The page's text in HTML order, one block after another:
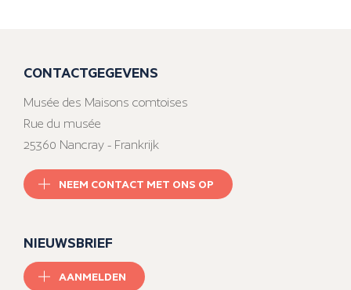
CONTACTGEGEVENS
Musée des Maisons comtoises
Rue du musée
25360 Nancray - Frankrijk
NEEM CONTACT MET ONS OP
NIEUWSBRIEF
AANMELDEN